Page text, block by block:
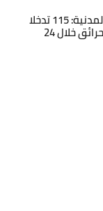
الحماية المدنية: 115 تدخلا
لإطفاء الحرائق خلال 24